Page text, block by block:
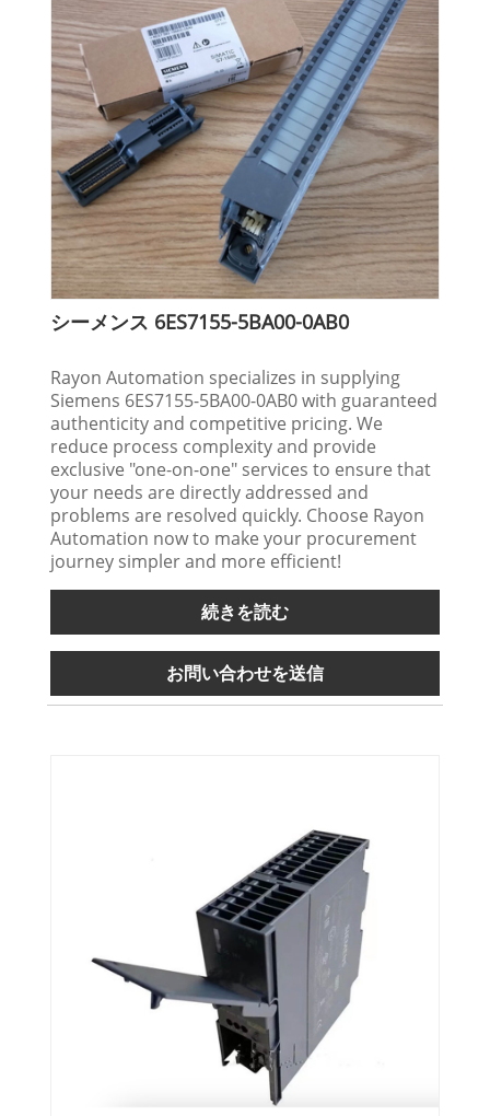
シーメンス 6ES7155-5BA00-0AB0
Rayon Automation specializes in supplying
Siemens 6ES7155-5BA00-0AB0 with guaranteed
authenticity and competitive pricing. We
reduce process complexity and provide
exclusive "one-on-one" services to ensure that
your needs are directly addressed and
problems are resolved quickly. Choose Rayon
Automation now to make your procurement
journey simpler and more efficient!
続きを読む
お問い合わせを送信